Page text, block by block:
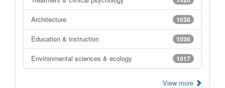
1038
Architecture
1036
Education & instruction
1017
Environmental sciences & ecology
View more